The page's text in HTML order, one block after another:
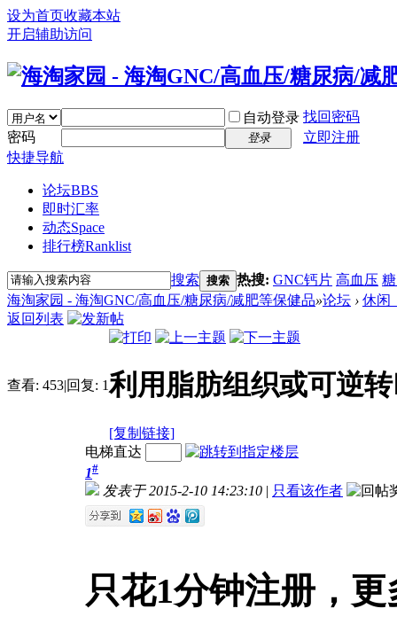
设为首页收藏本站
开启辅助访问
自动登录 找回密码
密码
登录
立即注册
快捷导航
论坛BBS
即时汇率
动态Space
排行榜Ranklist
搜索 搜索 热搜: GNC钙片 高血压
海淘家园 - 海淘GNC/高血压/糖尿病/减肥等保健品»论坛 › 休闲
返回列表
查看: 453|回复: 1利用脂肪组织或可逆
[复制链接]
电梯直达
1#
发表于 2015-2-10 14:23:10 | 只看该作者
只花1分钟注册，